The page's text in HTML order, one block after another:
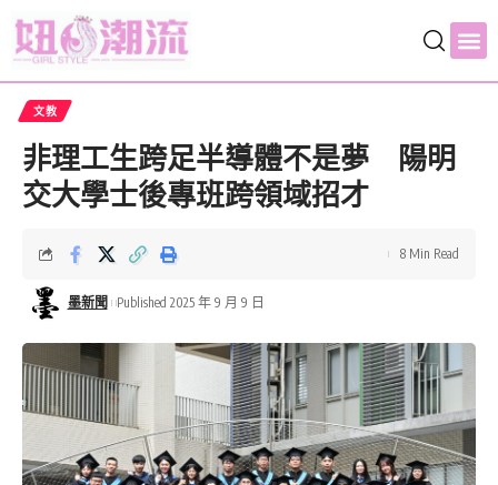
文教
非理工生跨足半導體不是夢 陽明
交大學士後專班跨領域招才
墨新聞 Published 2025 年 9 月 9 日
8 Min Read